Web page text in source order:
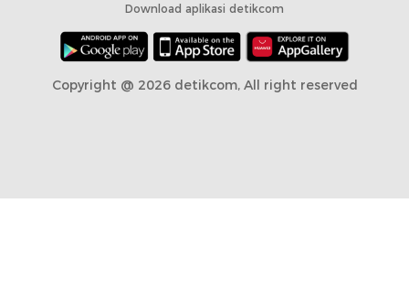
Download aplikasi detikcom
Copyright @ 2026 detikcom, All right reserved